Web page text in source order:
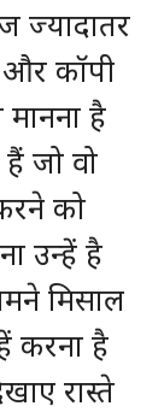
ज्यादातर
और कॉपी
है
जो वो
को
उन्हें है
मिसाल
करना है
रास्ते